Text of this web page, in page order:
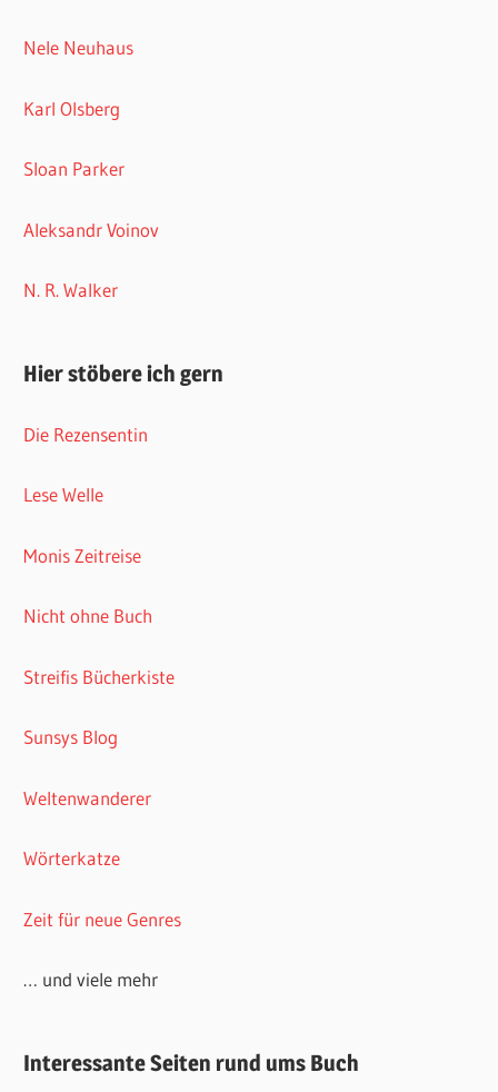
Nele Neuhaus
Karl Olsberg
Sloan Parker
Aleksandr Voinov
N. R. Walker
Hier stöbere ich gern
Die Rezensentin
Lese Welle
Monis Zeitreise
Nicht ohne Buch
Streifis Bücherkiste
Sunsys Blog
Weltenwanderer
Wörterkatze
Zeit für neue Genres
… und viele mehr
Interessante Seiten rund ums Buch